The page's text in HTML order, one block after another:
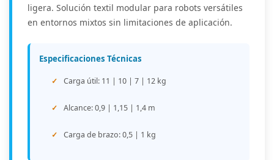
ligera. Solución textil modular para robots versátiles
en entornos mixtos sin limitaciones de aplicación.
Especificaciones Técnicas
Carga útil: 11 | 10 | 7 | 12 kg
Alcance: 0,9 | 1,15 | 1,4 m
Carga de brazo: 0,5 | 1 kg